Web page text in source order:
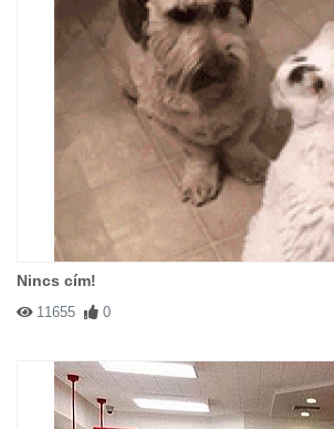
Nincs cím!
11655 0